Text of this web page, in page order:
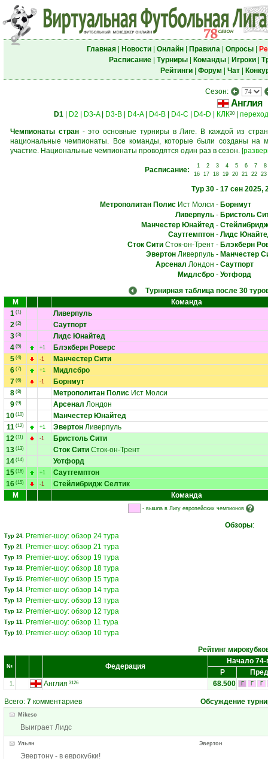
Главная| Новости| Онлайн| Правила| Опросы|
Расписание| Турниры| Команды| Игроки|
Рейтинги| Форум Чат|
Сезон:
Англия
D1| D2 D3-A| D3-B| D4-A| D4-B| D4-C D4-D КЛК20|
Чемпионаты стран- это основные турниры в Лиге. В каждой из
национальные чемпионаты. Все команды, которые были созданы на
участие. Национальные чемпионаты проводятся один раз в сезон. [
Расписание: 1 2 3 4 5 6 7
8
16
17 18 19 20 21 22 23
Тур 30- 17 сен 2025,
Метрополитан ПолисИст Молси - Борнмут
Ливерпуль- Бристоль
Манчестер Юнайтед-
Саутгемптон- Лидс
Сток СитиСток-он-Трент- Блэкберн
ЭвертонЛиверпуль- Манчестер
Арсенал Лондон - Саутпорт
Мидлсбро- Уотфорд
Турнирная таблица после 30
М
Команда
1 (1)
Ливерпуль
2 (2)
Саутпорт
3 (3)
Лидс Юнайтед
4 (5) +1
Блэкберн Роверс
5 (4) -1
Манчестер Сити
6 (7) +1
Мидлсбро
7 (6) -1
Борнмут
8 (8) Метрополитан Полис Ист Молси
9 (9) Арсенал Лондон
10 (10)
Манчестер Юнайтед
11 (12) +1 Эвертон Ливерпуль
12 (11) -1
Бристоль Сити
13 (13) Сток Сити Сток-он-Трент
14 (14)
Уотфорд
15 (16) +1
Саутгемптон
16 (15) -1
Стейлибридж Селтик
М
Команда
- вышла в Лигу европейских чемпионов
Обзоры:
Тур 24. Premier-шоу: обзор 24 тура
Тур 21. Premier-шоу: обзор 21 тура
Тур 19. Premier-шоу: обзор 19 тура
Тур 18. Premier-шоу: обзор 18 тура
Тур 15. Premier-шоу: обзор 15 тура
Тур 14. Premier-шоу: обзор 14 тура
Тур 13. Premier-шоу: обзор 13 тура
Тур 12. Premier-шоу: обзор 12 тура
Тур 11. Premier-шоу: обзор 11 тура
Тур 10. Premier-шоу: обзор 10 тура
Рейтинг
№ Федерация
Начало 74-
Р
1. Англия 3126 68.500 Г Г Г
Всего: 7 комментариев Обсуждение
Mikeso
Выиграет Лидс
Ульян Эвертон
Эвертону - в еврокубки!